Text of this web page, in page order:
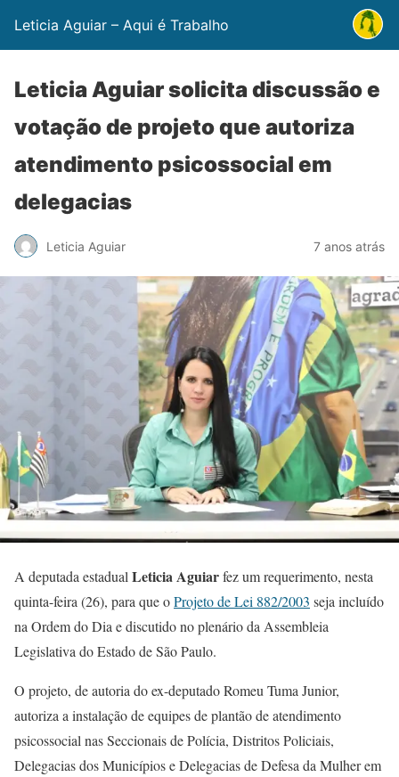
Leticia Aguiar – Aqui é Trabalho
Leticia Aguiar solicita discussão e
votação de projeto que autoriza
atendimento psicossocial em
delegacias
Leticia Aguiar 7 anos atrás
A deputada estadual Leticia Aguiarfez um requerimento, nesta
quinta-feira (26), para que oProjeto de Lei 882/2003 seja incluído
na Ordem do Dia e discutido no plenário da Assembleia
Legislativa do Estado de São Paulo.
O projeto, de autoria do ex-deputado Romeu Tuma Junior,
autoriza a instalação de equipes de plantão de atendimento
psicossocial nas Seccionais de Polícia, Distritos Policiais,
Delegacias dos Municípios e Delegacias de Defesa da Mulher em